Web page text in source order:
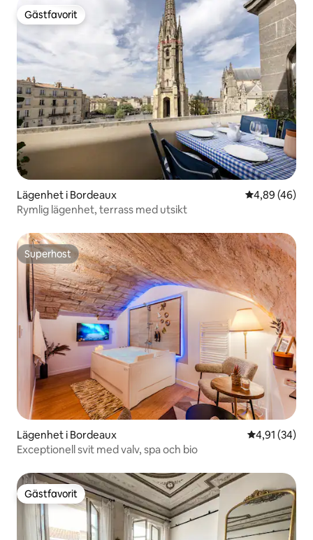
Gästfavorit
Gästfavorit
Lägenhet i Bordeaux 4,89 av 5 i
4,89 (46)
Rymlig lägenhet, terrass med utsikt
Superhost
Superhost
Lägenhet i Bordeaux 4,91 av 5 i
4,91 (34)
Exceptionell svit med valv, spa och bio
Gästfavorit
Gästfavorit